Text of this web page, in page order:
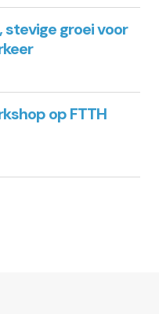
stevige groei voor
op FTTH